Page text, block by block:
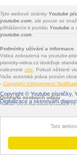
Tato
Tyto webové stránky Youtube
youtube.com, ale pouze se
přihlášením k portálu Youtube a
youtube.com.
Podmínky užívání a informace
Videa zobrazená na youtube-
pisnicky-videa.cz dodržuje
naleznete zde. Pokud některé
Vaše autorská práva prosím
- Copyright Infringement
Ochrana osobních údajů
Server youtube-pisnicky-
Twitter.com, Seznam.cz - které
sociálních sítích a o
Copyright © Youtube písničky,
Digitalizace a skenování